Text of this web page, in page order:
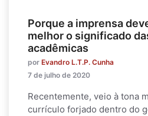
Porque a imprensa
melhor o significado
acadêmicas
por Evandro L.T.P. Cunha
7 de julho de 2020
Recentemente, veio à tona
currículo forjado dentro do